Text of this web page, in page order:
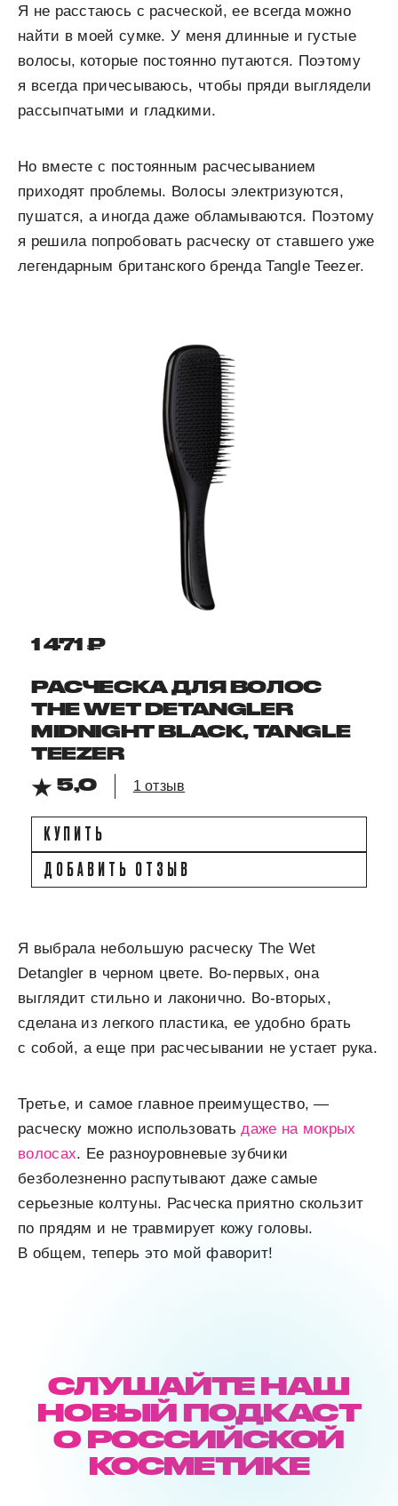
Я не расстаюсь с расческой, ее всегда можно
найти в моей сумке. У меня длинные и густые
волосы, которые постоянно путаются. Поэтому
я всегда причесываюсь, чтобы пряди выглядели
рассыпчатыми и гладкими.
Но вместе с постоянным расчесыванием
приходят проблемы. Волосы электризуются,
пушатся, а иногда даже обламываются. Поэтому
я решила попробовать расческу от ставшего уже
легендарным британского бренда Tangle Teezer.
1 471 ₽
РАСЧЕСКА ДЛЯ ВОЛОС
THE WET DETANGLER
MIDNIGHT BLACK, TANGLE
TEEZER
5,0
1 отзыв
КУПИТЬ
ДОБАВИТЬ ОТЗЫВ
Я выбрала небольшую расческу The Wet
Detangler в черном цвете. Во-первых, она
выглядит стильно и лаконично. Во-вторых,
сделана из легкого пластика, ее удобно брать
с собой, а еще при расчесывании не устает рука.
Третье, и самое главное преимущество, —
расческу можно использоватьдаже на мокрых
волосах. Ее разноуровневые зубчики
безболезненно распутывают даже самые
серьезные колтуны. Расческа приятно скользит
по прядям и не травмирует кожу головы.
В общем, теперь это мой фаворит!
СЛУШАЙТЕ НАШ
НОВЫЙ ПОДКАСТ
О РОССИЙСКОЙ
КОСМЕТИКЕ